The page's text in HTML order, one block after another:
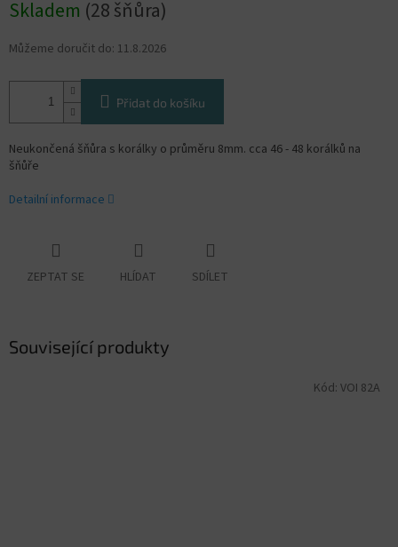
cena:
Skladem (28 šňůra)
Můžeme doručit do: 11.8.2026
Přidat do košíku
Neukončená šňůra s korálky o průměru 8mm. cca 46 - 48 korálků na
šňůře
Detailní informace
ZEPTAT SE HLÍDAT SDÍLET
Související produkty
Kód: VOI 82A